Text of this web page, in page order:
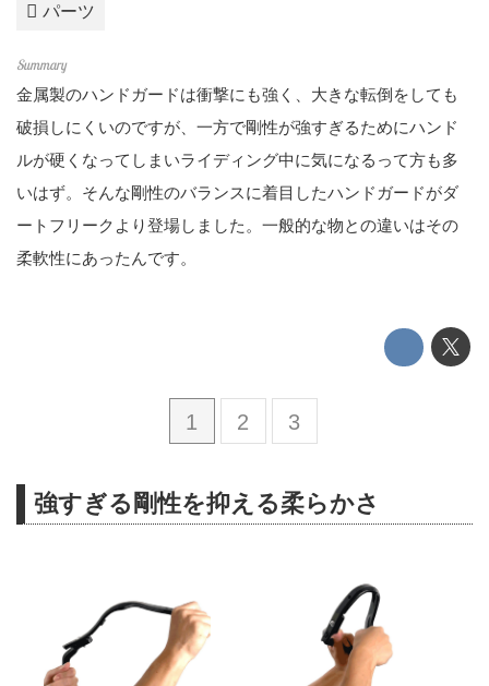
パーツ
金属製のハンドガードは衝撃にも強く、大きな転倒をしても
破損しにくいのですが、一方で剛性が強すぎるためにハンド
ルが硬くなってしまいライディング中に気になるって方も多
いはず。そんな剛性のバランスに着目したハンドガードがダ
ートフリークより登場しました。一般的な物との違いはその
柔軟性にあったんです。
1 2 3
強すぎる剛性を抑える柔らかさ